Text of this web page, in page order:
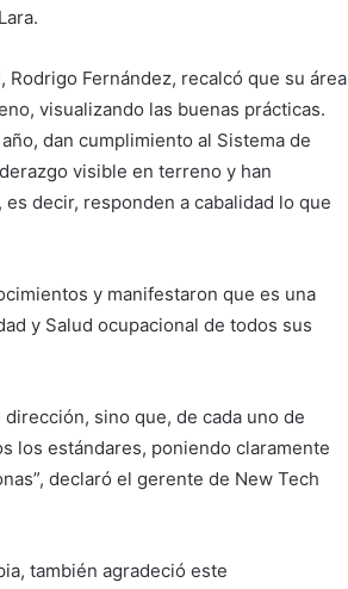
Fernández, recalcó que su área
visualizando las buenas prácticas.
dan cumplimiento al Sistema de
visible en terreno y han
decir, responden a cabalidad lo que
y manifestaron que es una
y Salud ocupacional de todos sus
sino que, de cada uno de
los estándares, poniendo claramente
declaró el gerente de New Tech
también agradeció este